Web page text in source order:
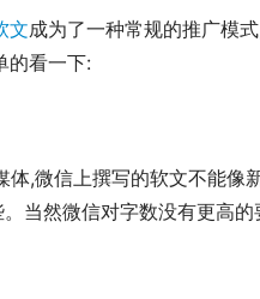
文成为了一种常规的推广模
的看一下:
当然微信对字数没有更高的